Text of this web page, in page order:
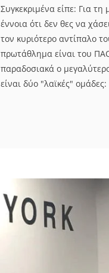
Συγκεκριμένα είπε: Για
έννοια ότι δεν θες να
τον κυριότερο αντίπαλο
πρωτάθλημα είναι του
παραδοσιακά ο
είναι δύο "λαϊκές"